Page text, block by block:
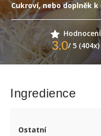
Cukroví, nebo doplněk k
Hodnocení
3.0/ 5 (404x)
Ingredience
Ostatní